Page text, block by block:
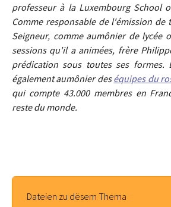
professeur à la Luxembourg School
Comme responsable de l'émission de
Seigneur, comme aumônier de lycée
sessions qu'il a animées, frère
prédication sous toutes ses
également aumônier deséquipes du
qui compte 43.000 membres en
reste du monde.
Dateien zu dësem Thema